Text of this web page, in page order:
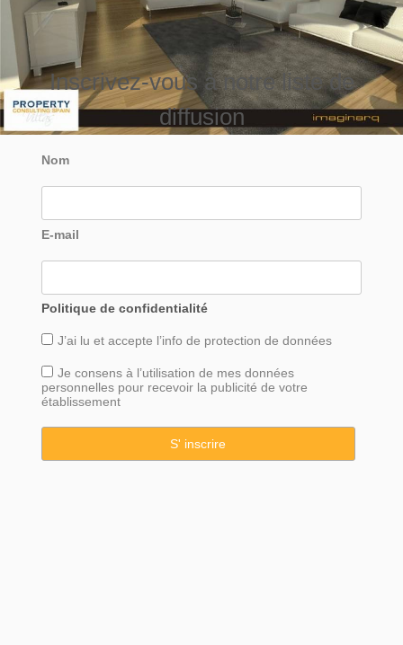
Inscrivez-vous à notre liste de
diffusion
Nom
E-mail
Politique de confidentialité
J’ai lu et accepte l’info de protection de données
Je consens à l’utilisation de mes données
personnelles pour recevoir la publicité de votre
établissement